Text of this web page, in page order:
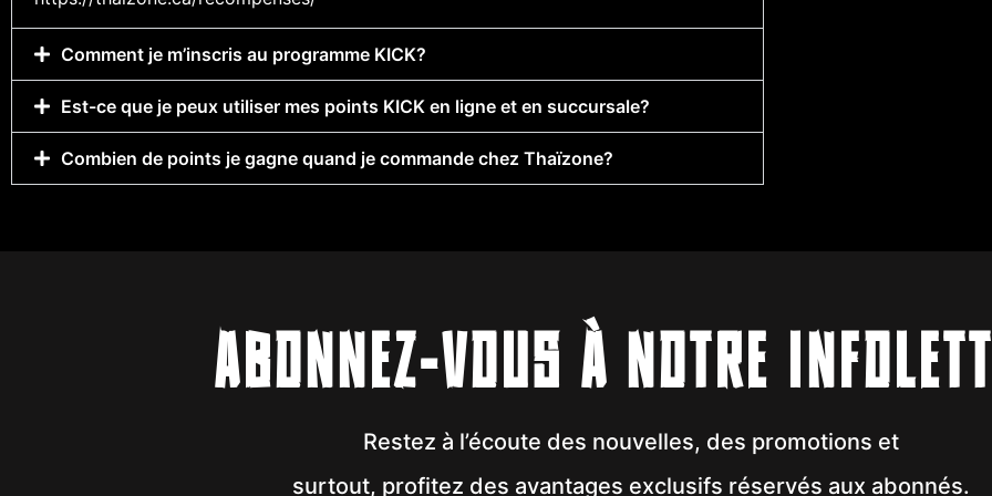
Comment je m’inscris au programme KICK?
Est-ce que je peux utiliser mes points KICK en ligne et en succursale?
Combien de points je gagne quand je commande chez Thaïzone?
ABONNEZ-VOUS À NOTRE
Restez à l’écoute des nouvelles, des promotions et
surtout, profitez des avantages exclusifs réservés aux abonnés.